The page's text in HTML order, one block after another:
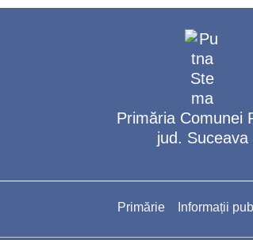
Primăria Comunei
jud. Suceava
Primărie Informații